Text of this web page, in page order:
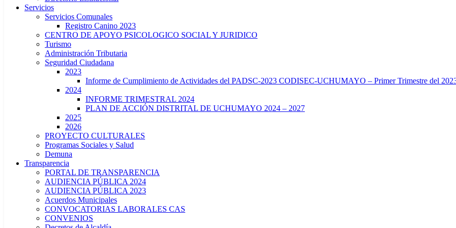
Servicios
Servicios Comunales
Registro Canino 2023
CENTRO DE APOYO PSICOLOGICO SOCIAL Y JURIDICO
Turismo
Administración Tributaria
Seguridad Ciudadana
2023
Informe de Cumplimiento de Actividades del PADSC-2023 CODISEC-UCHUMAYO – Primer Trimestre del
2024
INFORME TRIMESTRAL 2024
PLAN DE ACCIÓN DISTRITAL DE UCHUMAYO 2024 – 2027
2025
2026
PROYECTO CULTURALES
Programas Sociales y Salud
Demuna
Transparencia
PORTAL DE TRANSPARENCIA
AUDIENCIA PÚBLICA 2024
AUDIENCIA PÚBLICA 2023
Acuerdos Municipales
CONVOCATORIAS LABORALES CAS
CONVENIOS